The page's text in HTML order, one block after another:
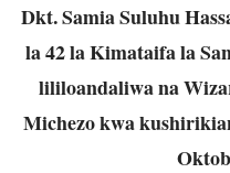
Dkt. Samia Suluhu
la 42 la Kimataifa la
lililoandaliwa na
Michezo kwa